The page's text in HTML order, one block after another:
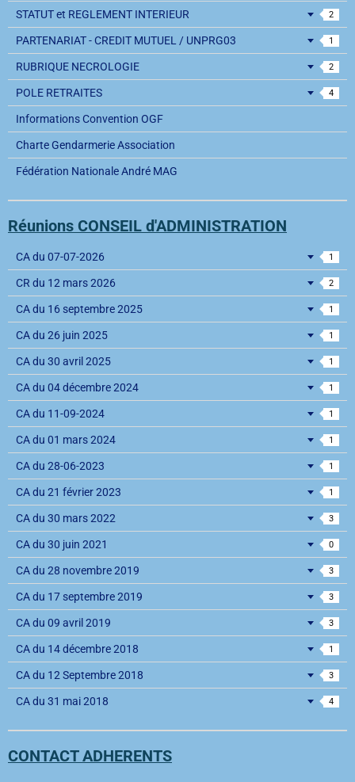
STATUT et REGLEMENT INTERIEUR 2
PARTENARIAT - CREDIT MUTUEL / UNPRG03 1
RUBRIQUE NECROLOGIE 2
POLE RETRAITES 4
Informations Convention OGF
Charte Gendarmerie Association
Fédération Nationale André MAG
Réunions CONSEIL d'ADMINISTRATION
CA du 07-07-2026 1
CR du 12 mars 2026 2
CA du 16 septembre 2025 1
CA du 26 juin 2025 1
CA du 30 avril 2025 1
CA du 04 décembre 2024 1
CA du 11-09-2024 1
CA du 01 mars 2024 1
CA du 28-06-2023 1
CA du 21 février 2023 1
CA du 30 mars 2022 3
CA du 30 juin 2021 0
CA du 28 novembre 2019 3
CA du 17 septembre 2019 3
CA du 09 avril 2019 3
CA du 14 décembre 2018 1
CA du 12 Septembre 2018 3
CA du 31 mai 2018 4
CONTACT ADHERENTS